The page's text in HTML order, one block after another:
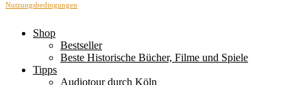
Nutzungsbedingungen
Shop
Bestseller
Beste Historische Bücher, Filme und Spiele
Tipps
Audiotour durch Köln